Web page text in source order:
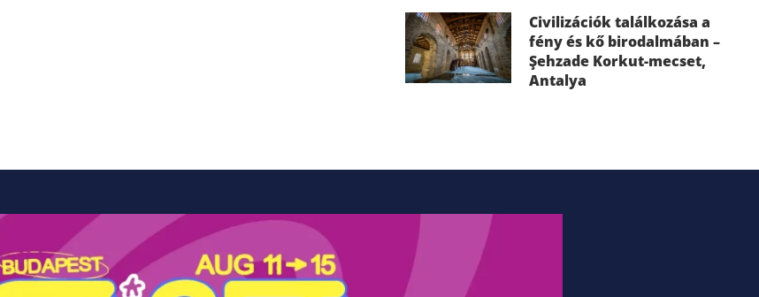
Civilizációk találkozása a
fény és kő birodalmában –
Şehzade Korkut-mecset,
Antalya